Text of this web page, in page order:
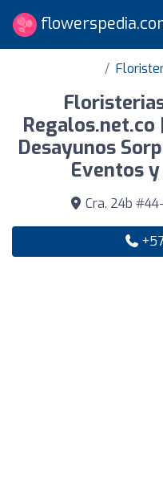
Desayunos
Eventos
Cra. 24b